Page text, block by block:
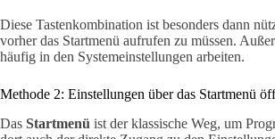
Diese Tastenkombination ist besonders dann
vorher das Startmenü aufrufen zu müssen.
häufig in den Systemeinstellungen arbeiten.
Methode 2: Einstellungen über das Startmenü
Das Startmenü ist der klassische Weg, um